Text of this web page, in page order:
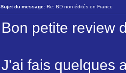
Sujet du message: Re: BD non édités en France
Bon petite review
J'ai fais quelques